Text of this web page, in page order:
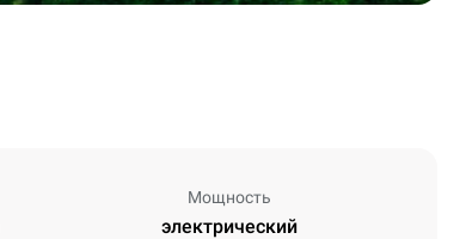
Мощность
электрический